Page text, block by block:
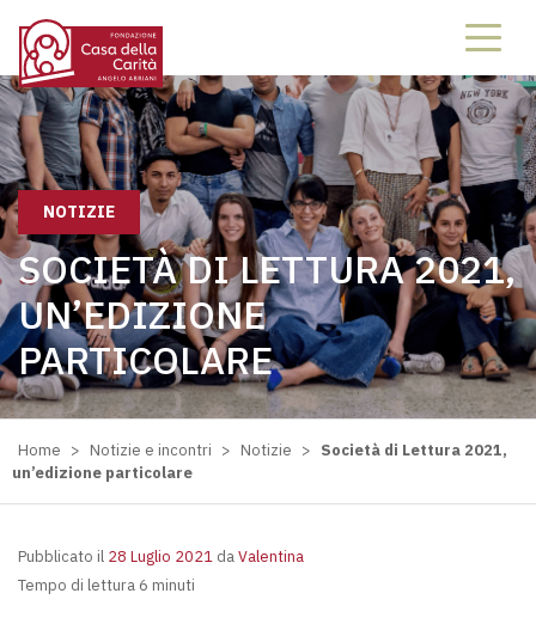
NOTIZIE
SOCIETÀ DI LETTURA 2021,
UN’EDIZIONE
PARTICOLARE
Home > Notizie e incontri > Notizie > Società di Lettura 2021,
un’edizione particolare
Pubblicato il 28 Luglio 2021 daValentina
Tempo di lettura 6 minuti